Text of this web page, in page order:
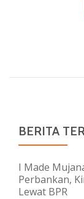
BERITA
I Made
Perbankan,
Lewat BPR